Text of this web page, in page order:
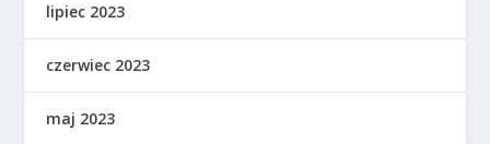
lipiec 2023
czerwiec 2023
maj 2023